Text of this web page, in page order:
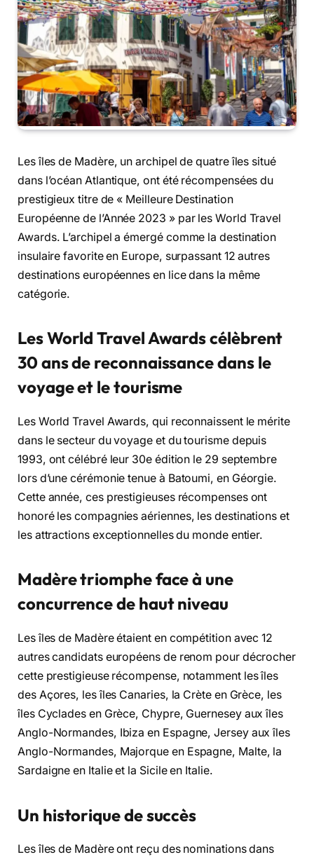
Les îles de Madère, un archipel de quatre îles situé
dans l’océan Atlantique, ont été récompensées du
prestigieux titre de « Meilleure Destination
Européenne de l’Année 2023 » par les World Travel
Awards. L’archipel a émergé comme la destination
insulaire favorite en Europe, surpassant 12 autres
destinations européennes en lice dans la même
catégorie.
Les World Travel Awards célèbrent
30 ans de reconnaissance dans le
voyage et le tourisme
Les World Travel Awards, qui reconnaissent le mérite
dans le secteur du voyage et du tourisme depuis
1993, ont célébré leur 30e édition le 29 septembre
lors d’une cérémonie tenue à Batoumi, en Géorgie.
Cette année, ces prestigieuses récompenses ont
honoré les compagnies aériennes, les destinations et
les attractions exceptionnelles du monde entier.
Madère triomphe face à une
concurrence de haut niveau
Les îles de Madère étaient en compétition avec 12
autres candidats européens de renom pour décrocher
cette prestigieuse récompense, notamment les îles
des Açores, les îles Canaries, la Crète en Grèce, les
îles Cyclades en Grèce, Chypre, Guernesey aux îles
Anglo-Normandes, Ibiza en Espagne, Jersey aux îles
Anglo-Normandes, Majorque en Espagne, Malte, la
Sardaigne en Italie et la Sicile en Italie.
Un historique de succès
Les îles de Madère ont reçu des nominations dans